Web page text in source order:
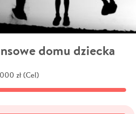
domu dziecka
zł (Cel)